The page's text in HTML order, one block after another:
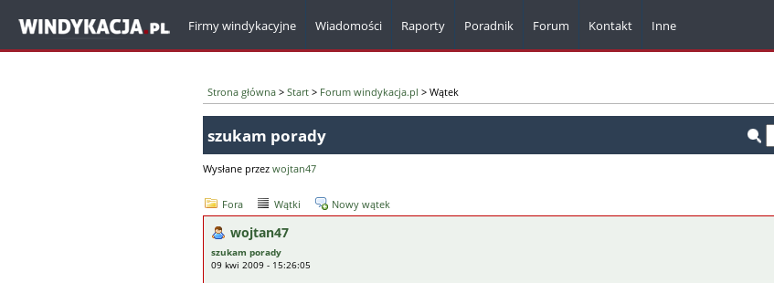
Firmy windykacyjne Wiadomości Raporty Poradnik Forum Kontakt Inne
Dla webmasterów
Strona główna > Start > Forum windykacja.pl > Wątek
szukam porady
Wysłane przez wojtan47
Fora Wątki Nowy wątek
wojtan47
szukam porady
09 kwi 2009 - 15:26:05